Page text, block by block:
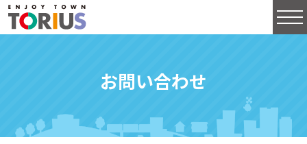
お問い合わせ